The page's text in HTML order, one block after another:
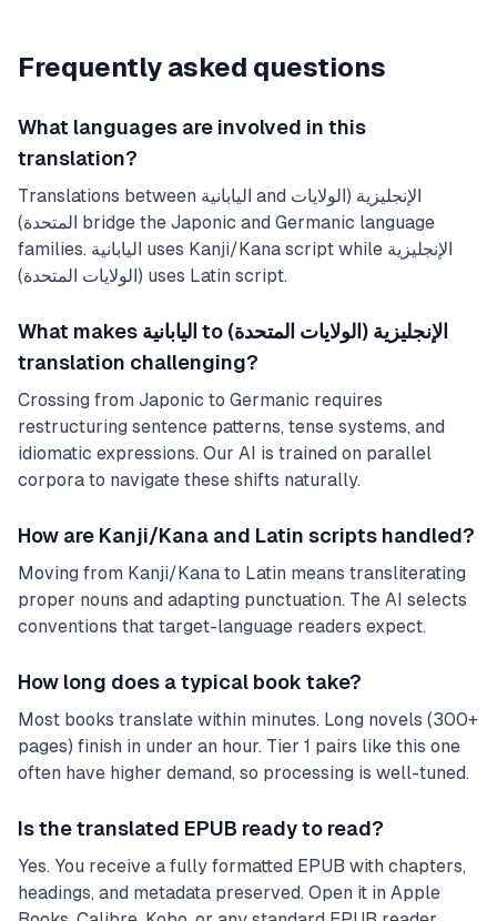
Frequently asked questions
What languages are involved in this
translation?
Translations between اليابانية and الإنجليزية (الولايات
المتحدة) bridge the Japonic and Germanic language
families. اليابانية uses Kanji/Kana script while الإنجليزية
(الولايات المتحدة) uses Latin script.
What makes اليابانية to الإنجليزية (الولايات المتحدة)
translation challenging?
Crossing from Japonic to Germanic requires
restructuring sentence patterns, tense systems, and
idiomatic expressions. Our AI is trained on parallel
corpora to navigate these shifts naturally.
How are Kanji/Kana and Latin scripts handled?
Moving from Kanji/Kana to Latin means transliterating
proper nouns and adapting punctuation. The AI selects
conventions that target-language readers expect.
How long does a typical book take?
Most books translate within minutes. Long novels (300+
pages) finish in under an hour. Tier 1 pairs like this one
often have higher demand, so processing is well-tuned.
Is the translated EPUB ready to read?
Yes. You receive a fully formatted EPUB with chapters,
headings, and metadata preserved. Open it in Apple